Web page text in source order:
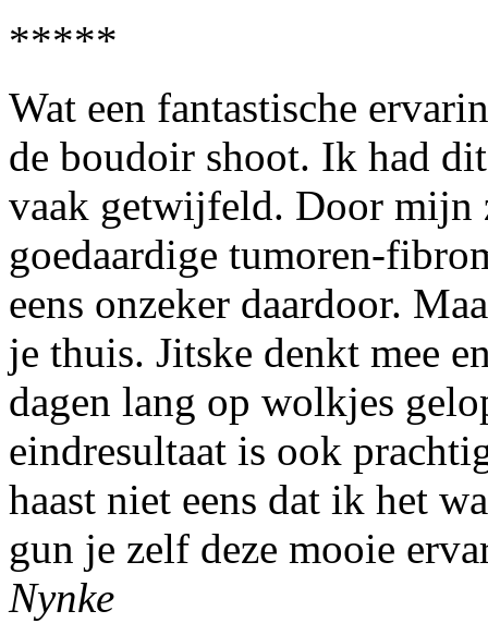
*****
Wat een fantastische
de boudoir shoot. Ik had
vaak getwijfeld. Door mijn
goedaardige tumoren-
eens onzeker daardoor.
je thuis. Jitske denkt mee
dagen lang op wolkjes
eindresultaat is ook
haast niet eens dat ik het
gun je zelf deze mooie
Nynke